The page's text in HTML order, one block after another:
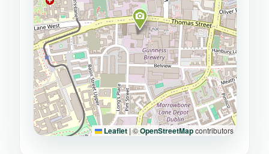
Leaflet |©OpenStreetMapcontributors